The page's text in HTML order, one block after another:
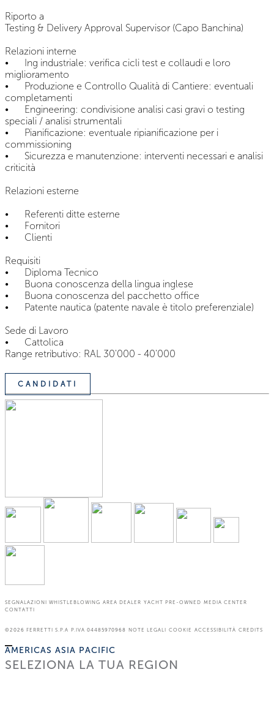
Riporto a
Testing & Delivery Approval Supervisor (Capo Banchina)
Relazioni interne
•
Ing industriale: verifica cicli test e collaudi e loro
miglioramento
•
Produzione e Controllo Qualità di Cantiere: eventuali
completamenti
•
Engineering: condivisione analisi casi gravi o testing
speciali / analisi strumentali
•
Pianificazione: eventuale ripianificazione per i
commissioning
•
Sicurezza e manutenzione: interventi necessari e analisi
criticità
Relazioni esterne
•
Referenti ditte esterne
•
Fornitori
•
Clienti
Requisiti
•
Diploma Tecnico
•
Buona conoscenza della lingua inglese
•
Buona conoscenza del pacchetto office
•
Patente nautica (patente navale è titolo preferenziale)
Sede di Lavoro
•
Cattolica
Range retributivo: RAL 30'000 - 40'000
CANDIDATI
SEGNALAZIONI WHISTLEBLOWING AREA DEALER YACHT PRE-OWNED MEDIA CENTER
CONTATTI
©2026 FERRETTI S.P.A P.IVA 04485970968 NOTE LEGALI COOKIE ACCESSIBILITÀ CREDITS
SELEZIONA LA TUA REGION
AMERICAS ASIA PACIFIC